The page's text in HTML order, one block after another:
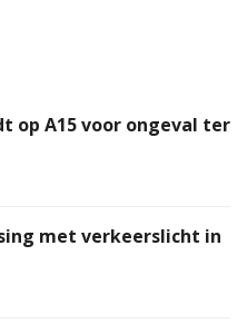
op A15 voor ongeval ter
met verkeerslicht in